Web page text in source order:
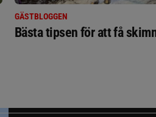
GÄSTBLOGGEN
Bästa tipsen för att få